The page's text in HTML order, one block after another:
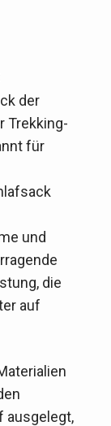
der
Trekking-
für
und
die
auf
ausgelegt,